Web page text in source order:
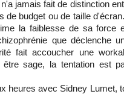
jamais fait de distinction
de budget ou de taille
la faiblesse de sa force
que déclenche
fait accoucher une
sage, la tentation est
heures avec Sidney Lumet,